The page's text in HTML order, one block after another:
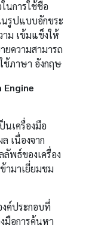
นการใช้ชื่อ
นรูปแบบอักขระ
าม เข้มแข็งให้
ความสามารถ
ช้ภาษา อังกฤษ
นเครื่องมือ
เนื่องจาก
พธ์ของเครื่อง
ามาเยี่ยมชม
งค์ประกอบที่
มือการค้นหา